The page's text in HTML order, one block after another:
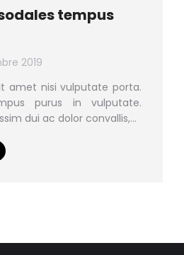
tempus
2019
amet nisi vulputate porta.
purus in vulputate.
dui ac dolor convallis,…